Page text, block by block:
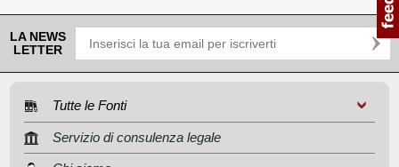
LA NEWS
LETTER
Tutte le Fonti
Servizio di consulenza legale